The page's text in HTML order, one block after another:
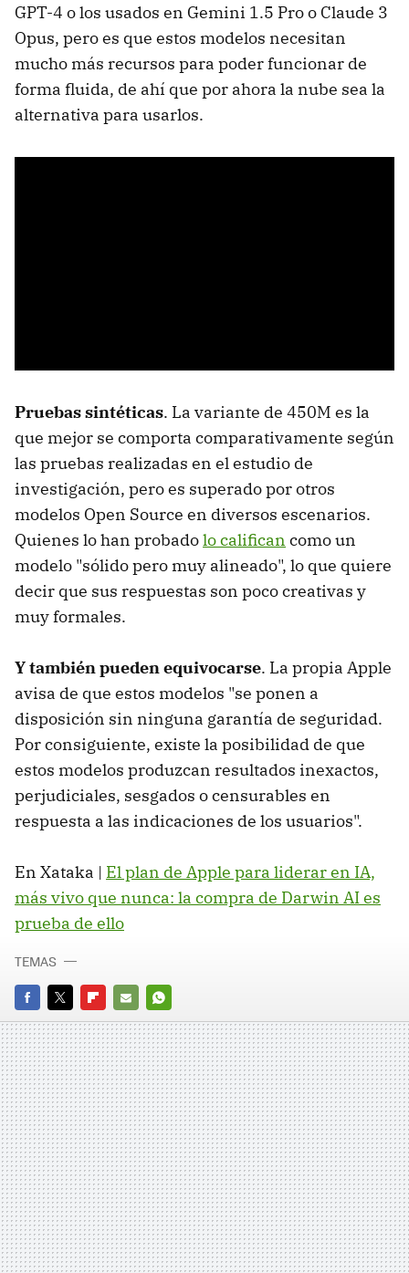
GPT-4 o los usados en Gemini 1.5 Pro o Claude 3
Opus, pero es que estos modelos necesitan
mucho más recursos para poder funcionar de
forma fluida, de ahí que por ahora la nube sea la
alternativa para usarlos.
Pruebas sintéticas. La variante de 450M es la
que mejor se comporta comparativamente según
las pruebas realizadas en el estudio de
investigación, pero es superado por otros
modelos Open Source en diversos escenarios.
Quienes lo han probadolo califican como un
modelo "sólido pero muy alineado", lo que quiere
decir que sus respuestas son poco creativas y
muy formales.
Y también pueden equivocarse. La propia Apple
avisa de que estos modelos "se ponen a
disposición sin ninguna garantía de seguridad.
Por consiguiente, existe la posibilidad de que
estos modelos produzcan resultados inexactos,
perjudiciales, sesgados o censurables en
respuesta a las indicaciones de los usuarios".
En Xataka | El plan de Apple para liderar en IA,
más vivo que nunca: la compra de Darwin AI es
prueba de ello
FACEBOOK
TWITTERFLIPBOARD
E-
MAIL
WHATSAPP
TEMAS